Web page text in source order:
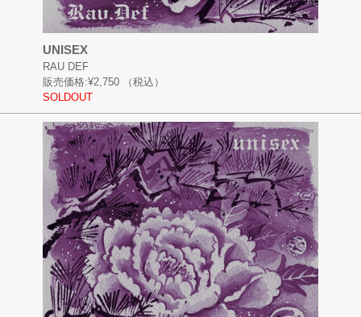
UNISEX
RAU DEF
販売価格:¥2,750
（税込）
SOLDOUT